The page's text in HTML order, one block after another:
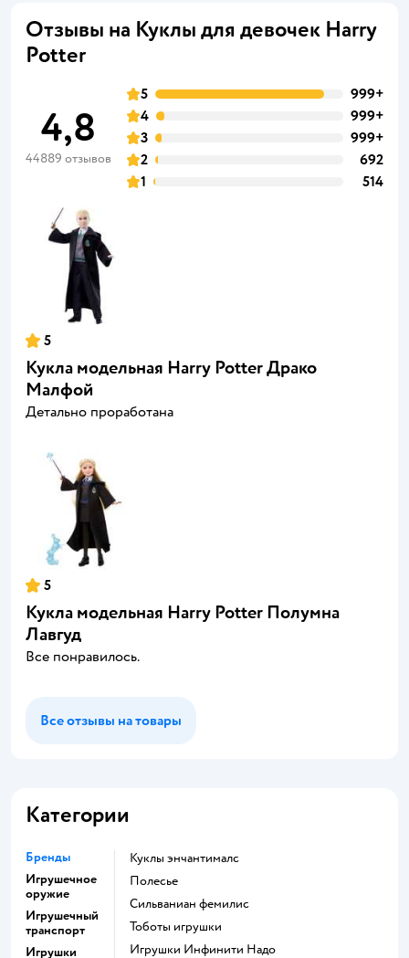
Отзывы на Куклы для девочек Harry
Potter
4,8
44889 отзывов
5
999+
4
999+
3
999+
2
692
1
514
5
Кукла модельная Harry Potter Драко
Малфой
Детально проработана
5
Кукла модельная Harry Potter Полумна
Лавгуд
Все понравилось.
Все отзывы на товары
Категории
Бренды
Игрушечное
оружие
Игрушечный
транспорт
Игрушки
Куклы энчантималс
Полесье
Сильваниан фемилис
Тоботы игрушки
Игрушки Инфинити Надо